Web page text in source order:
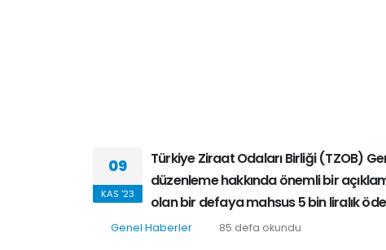
09
KAS '23
Türkiye Ziraat Odaları Birliği (TZOB)
düzenleme hakkında önemli bir
olan bir defaya mahsus 5 bin liralık
Genel Haberler 85 defa okundu